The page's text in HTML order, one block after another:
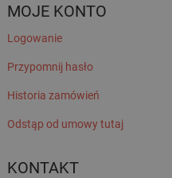
MOJE KONTO
Logowanie
Przypomnij hasło
Historia zamówień
Odstąp od umowy tutaj
KONTAKT